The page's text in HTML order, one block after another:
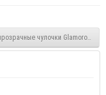
Stockingsчулочки Glamorous